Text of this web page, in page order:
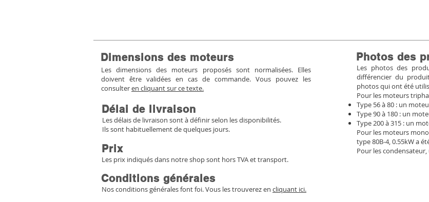
Dimensions des moteurs
Les dimensions des moteurs proposés sont normalisées. Elles
doivent être validées en cas de commande. Vous pouvez les
consulteren cliquant sur ce texte.
Délai de livraison
Les délais de livraison sont à définir selon les disponibilités.
Ils sont habituellement de quelques jours.
Prix
Les prix indiqués dans notre shop sont hors TVA et transport.
Conditions générales
Nos conditions générales font foi. Vous les trouverez en cliquant ici.
Photos des
Les photos des
différencier du
photos qui ont été
Pour les moteurs
Type 56 à 80 : un
Type 90 à 180 : un
Type 200 à 315 : un
Pour les moteurs
type 80B-4, 0.55kW a
Pour les